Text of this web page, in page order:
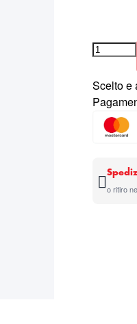
Scelto e
o ritiro